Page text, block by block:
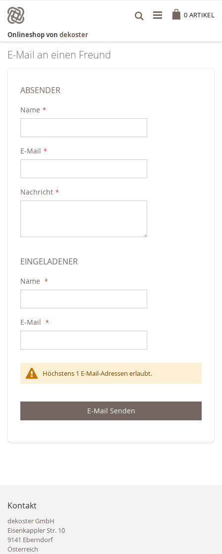
Inhalt
springen
0 ARTIKEL
Onlineshop von dekoster
E-Mail an einen Freund
ABSENDER
Name
E-Mail
Nachricht
EINGELADENER
Name
E-Mail
Höchstens 1 E-Mail-Adressen erlaubt.
E-Mail Senden
Kontakt
dekoster GmbH
Eisenkappler Str. 10
9141 Eberndorf
Österreich